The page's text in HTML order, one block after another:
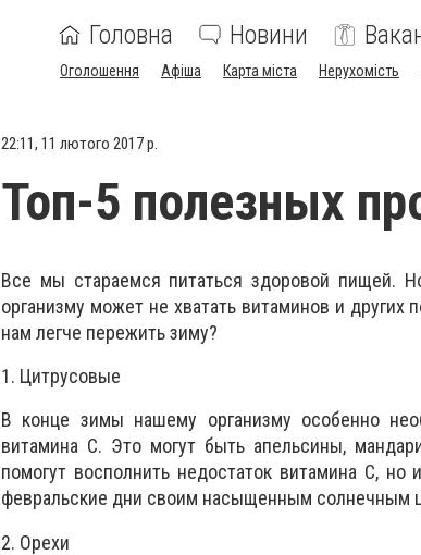
Головна Новини
Оголошення Афіша Карта міста Нерухомість
22:11, 11 лютого 2017 р.
Топ-5 полезных
Все мы стараемся питаться здоровой пищей.
организму может не хватать витаминов и
нам легче пережить зиму?
1. Цитрусовые
В конце зимы нашему организму особенно
витамина С. Это могут быть апельсины,
помогут восполнить недостаток витамина С,
февральские дни своим насыщенным солнечным
2. Орехи